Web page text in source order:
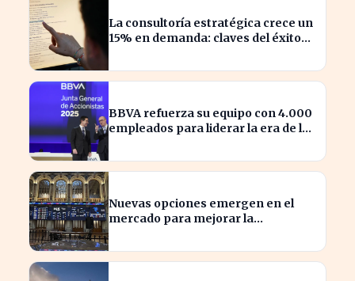
La consultoría estratégica crece un
15% en demanda: claves del éxito
BBVA refuerza su equipo con 4.000
empleados para liderar la era de la
Nuevas opciones emergen en el
mercado para mejorar la